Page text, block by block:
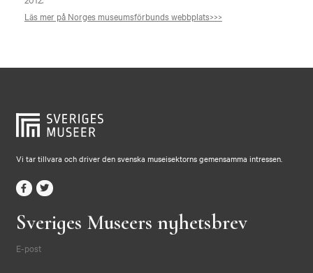
Läs mer på Norges museumsförbunds webbplats>>>
Vi tar tillvara och driver den svenska museisektorns gemensamma intressen.
Sveriges Museers nyhetsbrev
E-post